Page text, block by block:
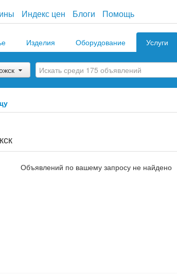
Индекс цен Блоги Помощь
Изделия Оборудование Услуги
Объявлений по вашему запросу не найдено